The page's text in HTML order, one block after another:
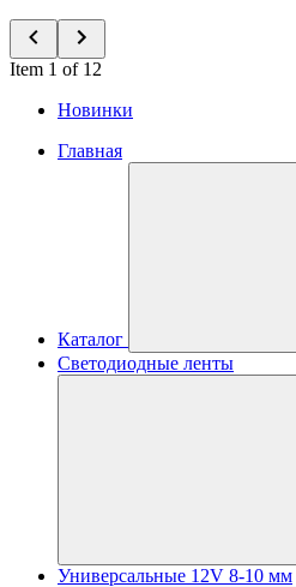
Item 1 of 12
Новинки
Главная
Каталог
Светодиодные ленты
Универсальные 12V 8-10 мм